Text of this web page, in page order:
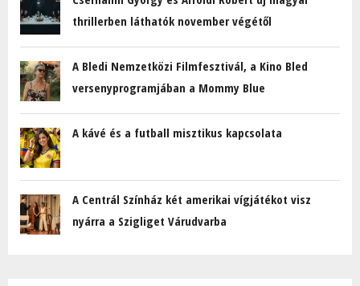
thrillerben láthatók november végétől
A Bledi Nemzetközi Filmfesztivál, a Kino Bled
versenyprogramjában a Mommy Blue
A kávé és a futball misztikus kapcsolata
A Centrál Színház két amerikai vígjátékot visz
nyárra a Szigliget Várudvarba